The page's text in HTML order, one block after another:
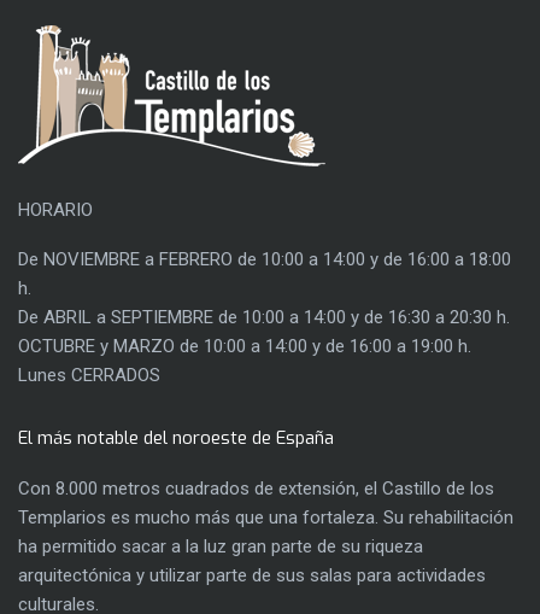
HORARIO
De NOVIEMBRE a FEBRERO de 10:00 a 14:00 y de 16:00 a 18:00
h.
De ABRIL a SEPTIEMBRE de 10:00 a 14:00 y de 16:30 a 20:30 h.
OCTUBRE y MARZO de 10:00 a 14:00 y de 16:00 a 19:00 h.
Lunes CERRADOS
El más notable del noroeste de España
Con 8.000 metros cuadrados de extensión, el Castillo de los
Templarios es mucho más que una fortaleza. Su rehabilitación
ha permitido sacar a la luz gran parte de su riqueza
arquitectónica y utilizar parte de sus salas para actividades
culturales.